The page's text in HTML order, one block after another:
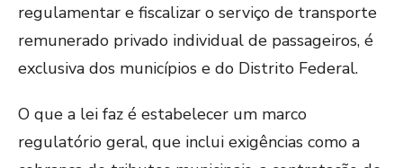
regulamentar e fiscalizar o serviço de transporte
remunerado privado individual de passageiros, é
exclusiva dos municípios e do Distrito Federal.
O que a lei faz é estabelecer um marco
regulatório geral, que inclui exigências como a